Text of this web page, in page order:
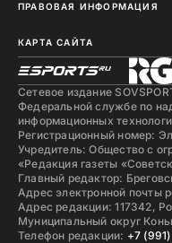
ПРАВОВАЯ ИНФОРМАЦИЯ
КАРТА САЙТА
Сетевое издание
Федеральной службе по
информационных
Регистрационный номер:
Учредитель: Общество с
«Редакция газеты
Главный редактор:
Адрес электронной почты
Адрес редакции: 117342,
Муниципальный округ
Телефон редакции: +7